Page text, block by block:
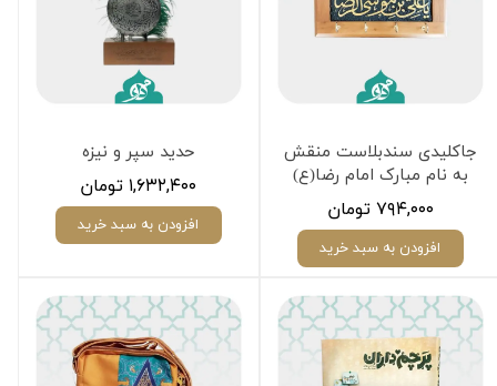
جاکلیدی سندبلاست منقش
به نام مبارک امام رضا(ع)
۷۹۴,۰۰۰ تومان
افزودن به سبد خرید
حدید سپر و نیزه
۱,۶۳۲,۴۰۰ تومان
افزودن به سبد خرید